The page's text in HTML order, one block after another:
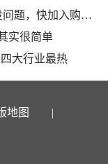
快加入购物车吧
实很简单
大行业最热
地图